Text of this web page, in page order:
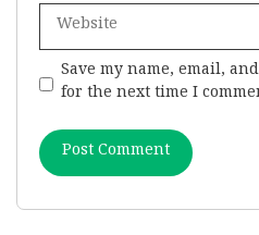
Website
Save my name, email,
for the next time I